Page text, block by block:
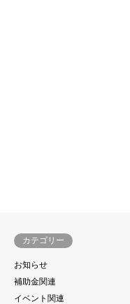
カテゴリー
お知らせ
補助金関連
イベント関連